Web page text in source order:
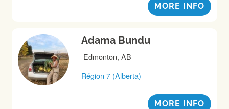
MORE INFO
Adama Bundu
Edmonton, AB
Région 7 (Alberta)
MORE INFO